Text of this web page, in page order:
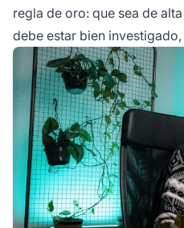
regla de oro: que sea de
debe estar bien